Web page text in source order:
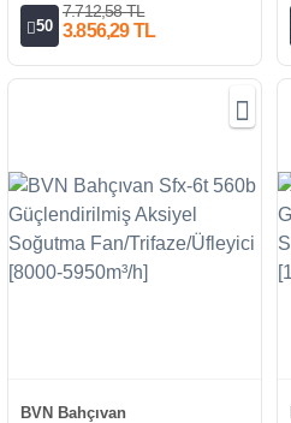
50
7.712,58 TL
3.856,29 TL
BVN Bahçıvan